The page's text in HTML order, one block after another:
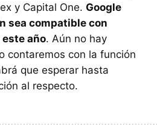
y Capital One. Google
sea compatible con
año. Aún no hay
contaremos con la función
que esperar hasta
al respecto.